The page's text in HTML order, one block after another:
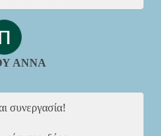
ΑΝΝΑ
συνεργασία!